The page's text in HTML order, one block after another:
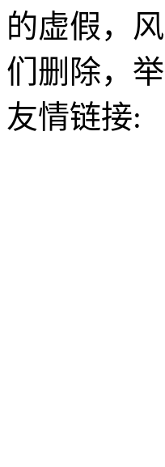
的虚假，
们删除，
友情链接: